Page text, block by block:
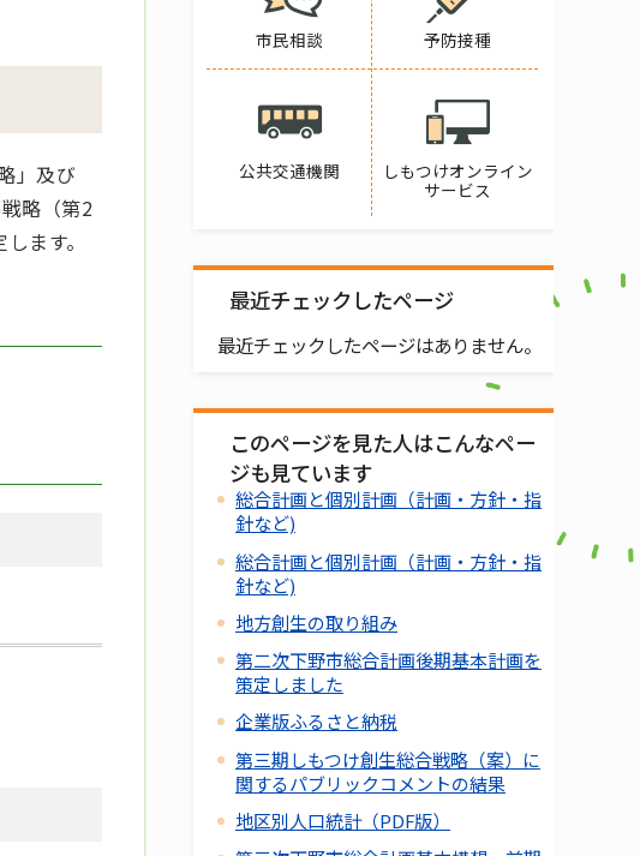
」及び
略（第2
ます。
市民相談 予防接種
公共交通機関
しもつけオンライン
サービス
最近チェックしたページ
最近チェックしたページはありません。
このページを見た人はこんなペー
ジも見ています
総合計画と個別計画（計画・方針・指
針など)
総合計画と個別計画（計画・方針・指
針など)
地方創生の取り組み
第二次下野市総合計画後期基本計画を
策定しました
企業版ふるさと納税
第三期しもつけ創生総合戦略（案）に
関するパブリックコメントの結果
地区別人口統計（PDF版）